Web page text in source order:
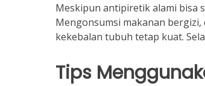
Meskipun antipiretik alami bisa
Mengonsumsi makanan
kekebalan tubuh tetap kuat.
Tips